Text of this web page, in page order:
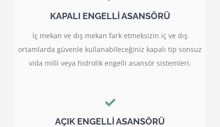
KAPALI ENGELLİ ASANSÖRÜ
İç mekan ve dış mekan fark etmeksizin iç ve dış
ortamlarda güvenle kullanabileceğiniz kapalı tip sonsuz
vida milli veya hidrolik engelli asansör sistemleri.
AÇIK ENGELLİ ASANSÖRÜ